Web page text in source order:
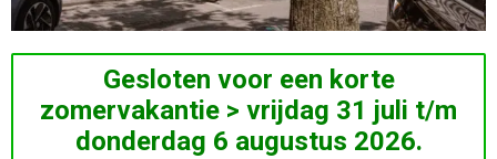
Gesloten voor een korte
zomervakantie > vrijdag 31 juli t/m
donderdag 6 augustus 2026.